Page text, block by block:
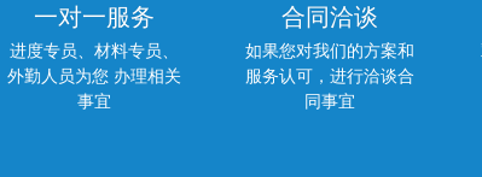
一对一服务
进度专员、材料专员、
外勤人员为您 办理相关
事宜
合同洽谈
如果您对我们的方案和
服务认可，进行洽谈合
同事宜